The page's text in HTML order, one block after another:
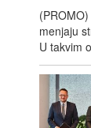
menjaju
U takvim